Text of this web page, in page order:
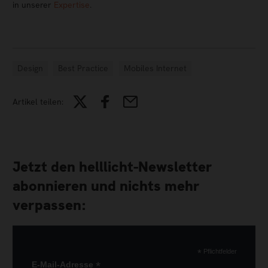
in unserer Expertise.
Artikel teilen:
Jetzt den helllicht-Newsletter
abonnieren und nichts mehr
verpassen:
* Pflichtfelder
E-Mail-Adresse